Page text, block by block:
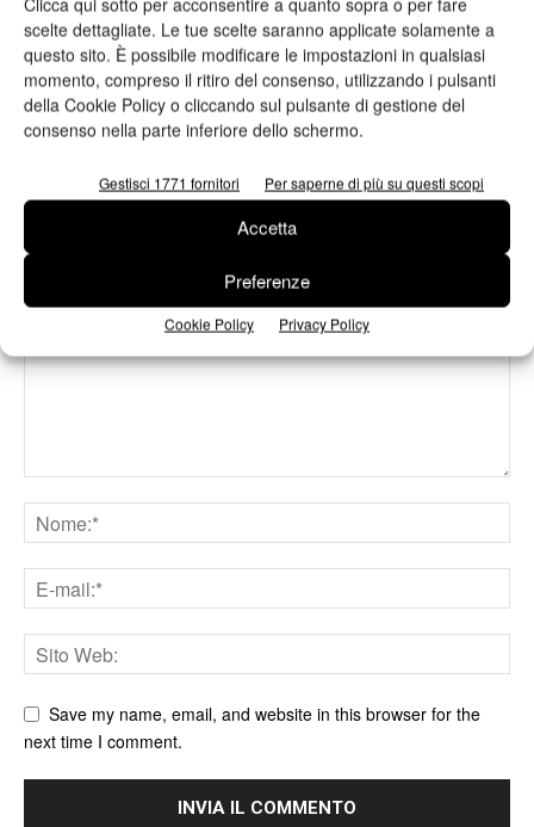
scelte dettagliate. Le tue scelte saranno applicate solamente a
questo sito. È possibile modificare le impostazioni in qualsiasi
momento, compreso il ritiro del consenso, utilizzando i pulsanti
della Cookie Policy o cliccando sul pulsante di gestione del
consenso nella parte inferiore dello schermo.
Gestisci 1771 fornitori Per saperne di più su questi scopi
Accetta
Preferenze
Cookie Policy Privacy Policy
Heidelberg punta su packaging,
digitale e nuove tecnologie: approvata
la strategia 2026
LASCIA UN COMMENTO
Save my name, email, and website in this browser for the
next time I comment.